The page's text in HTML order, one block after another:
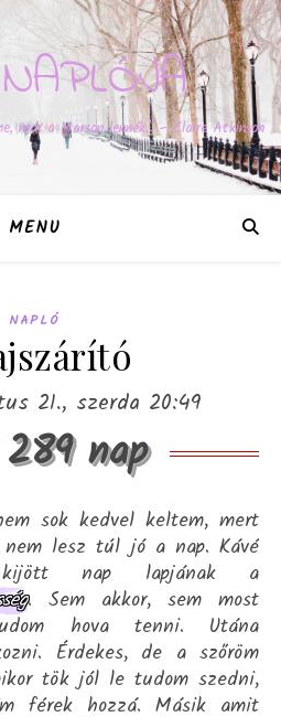
már a Marson lennék." – Claire Atkinson
MENU
NAPLÓ
21., szerda 20:49
nap
sok kedvel keltem, mert
lesz túl jó a nap. Kávé
nap lapjának a
. Sem akkor, sem most
hova tenni. Utána
Érdekes, de a szőröm
tök jól le tudom szedni,
férek hozzá. Másik amit